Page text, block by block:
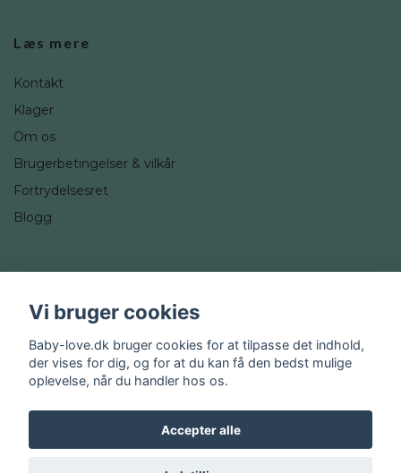
Læs mere
Kontakt
Klager
Om os
Brugerbetingelser & vilkår
Fortrydelsesret
Blogg
Instagram
Vi bruger cookies
Baby-love.dk bruger cookies for at tilpasse det indhold,
der vises for dig, og for at du kan få den bedst mulige
oplevelse, når du handler hos os.
Accepter alle